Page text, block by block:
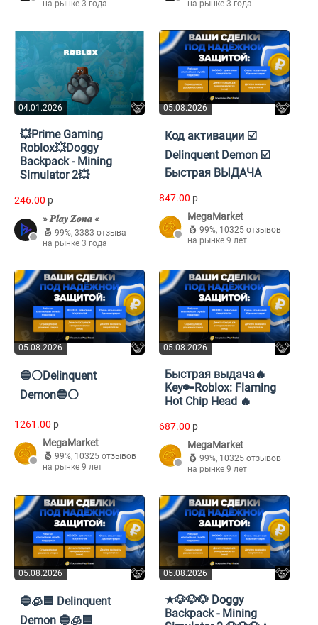
на рынке 3 года
на рынке 3 года
04.01.2026
💥Prime Gaming
Roblox💥Doggy
Backpack - Mining
Simulator 2💥
246.00 p
» 𝑷𝒍𝒂𝒚 𝒁𝒐𝒏𝒂 «
99%, 3383 отзыва
на рынке 3 года
05.08.2026
Код активации ☑️
Delinquent Demon ☑️
Быстрая ВЫДАЧА
847.00 p
MegaMarket
99%, 10325 отзывов
на рынке 9 лет
05.08.2026
🔵⚪️Delinquent
Demon🔵⚪️
1261.00 p
MegaMarket
99%, 10325 отзывов
на рынке 9 лет
05.08.2026
Быстрая выдача🔥
Key🔑Roblox: Flaming
Hot Chip Head 🔥
687.00 p
MegaMarket
99%, 10325 отзывов
на рынке 9 лет
05.08.2026
🔵🧊🟦 Delinquent
Demon 🔵🧊🟦
05.08.2026
★🐶🐶🐶 Doggy
Backpack - Mining